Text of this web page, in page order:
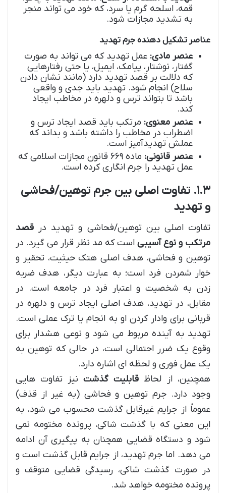
قمه، اسلحه گرم یا سرد، که خود می تواند منجر
به تشدید مجازات شود.
عناصر تشکیل دهنده جرم تهدید
عنصر مادی: عمل تهدید که می تواند به صورت
گفتار، نوشتار، پیامک، ایمیل، یا حتی رفتارهایی
که دلالت بر قصد تهدید دارد (مانند نشان دادن
سلاح) انجام شود. تهدید باید جدی و واقعی
باشد تا بتواند ترس و دلهره در مخاطب ایجاد
کند.
عنصر معنوی: مرتکب باید قصد ایجاد ترس و
اضطراب در مخاطب را داشته باشد و بداند که
عملش تهدیدآمیز است.
عنصر قانونی:
ماده ۶۶۹ قانون مجازات اسلامی که
عمل تهدید را جرم انگاری کرده است.
۱.۳. تفاوت اصلی بین جرم توهین/فحاشی
و تهدید
تفاوت اصلی بین توهین/فحاشی و تهدید در قصد
مرتکب و نوع آسیبی است که مد نظر قرار می گیرد. در
توهین و فحاشی، هدف اصلی هتک حیثیت، تحقیر و
خوار شمردن فرد است؛ به عبارت دیگر، هدف ضربه
زدن به شخصیت و اعتبار فرد در جامعه است. در
مقابل، در تهدید، هدف اصلی ایجاد ترس و دلهره در
قربانی برای وادار کردن او به انجام یا ترک عملی است.
تهدید به آینده مربوط می شود و نوعی هشدار برای
وقوع یک ضرر احتمالی است، در حالی که توهین به
یک عمل فوری و لحظه ای اشاره دارد.
همچنین، از لحاظ قابلیت گذشت نیز تفاوت هایی
وجود دارد. جرم توهین و فحاشی (به غیر از قذف)
عموماً از جرایم غیرقابل گذشت محسوب می شود، به
این معنی که با گذشت شاکی، پرونده مختومه نمی
شود و دستگاه قضایی همچنان به پیگیری آن ادامه
می دهد. اما جرم تهدید، از جرایم قابل گذشت است و
در صورت گذشت شاکی، رسیدگی قضایی متوقف و
پرونده مختومه خواهد شد.